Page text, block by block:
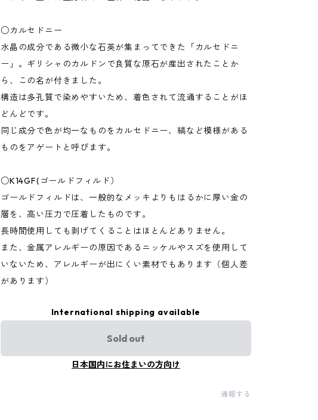
○カルセドニー
水晶の成分である微小な石英が集まってできた「カルセドニ
ー」。ギリシャのカルドンで良質な原石が産出されたことか
ら、この名が付きました。
構造は多孔質で染めやすいため、着色されて流通することがほ
どんどです。
同じ成分で色が均一なものをカルセドニー、縞など模様がある
ものをアゲートと呼びます。
○K14GF(ゴールドフィルド）
ゴールドフィルドは、一般的なメッキよりもはるかに厚い金の
層を、高い圧力で圧着したものです。
長時間使用しても剥げてくることはほとんどありません。
また、金属アレルギーの原因であるニッケルやスズを使用して
いないため、アレルギーが出にくい素材でもあります（個人差
があります）
International shipping available
Sold out
日本国内にお住まいの方向け
通報する